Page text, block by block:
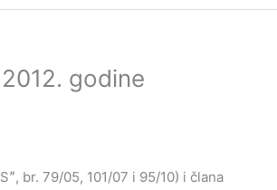
godine
br. 79/05, 101/07 i 95/10) i člana